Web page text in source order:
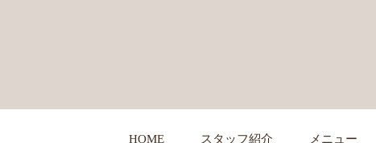
HOME スタッフ紹介 メニュー